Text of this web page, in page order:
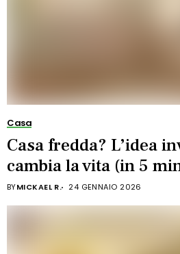
Casa
Casa fredda? L’idea
cambia la vita (in 5
BYMICKAEL R. 24 GENNAIO 2026